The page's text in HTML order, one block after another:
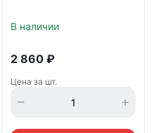
В наличии
2 860 ₽
Цена за шт.